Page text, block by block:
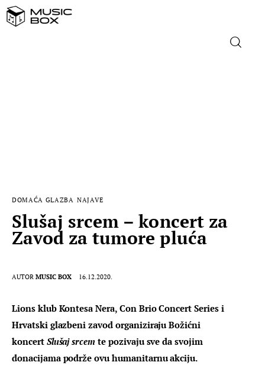
MUSIC BOX
DOMAĆA GLAZBA NAJAVE
Slušaj srcem – koncert za
Zavod za tumore pluća
AUTOR MUSIC BOX 16.12.2020.
Lions klub Kontesa Nera, Con Brio Concert Series i
Hrvatski glazbeni zavod organiziraju Božićni
koncert Slušaj srcem te pozivaju sve da svojim
donacijama podrže ovu humanitarnu akciju.